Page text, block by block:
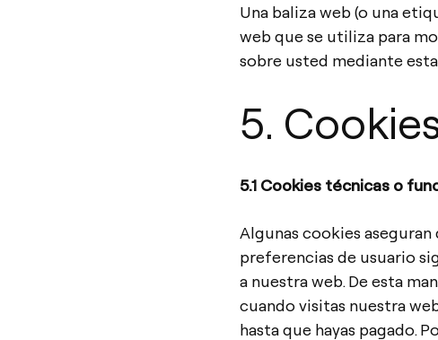
Una baliza web (o una
web que se utiliza para
sobre usted mediante
5.
5.1 Cookies técnicas o
Algunas cookies
preferencias de usuario
a nuestra web. De esta
cuando visitas nuestra
hasta que hayas pagado.